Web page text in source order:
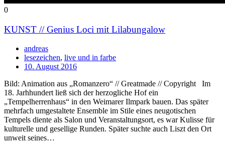
0
KUNST // Genius Loci mit Lilabungalow
andreas
lesezeichen, live und in farbe
10. August 2016
Bild: Animation aus „Romanzero“ // Greatmade // Copyright Im
18. Jarhhundert ließ sich der herzogliche Hof ein
„Tempelherrenhaus“ in den Weimarer Ilmpark bauen. Das später
mehrfach umgestaltete Ensemble im Stile eines neugotischen
Tempels diente als Salon und Veranstaltungsort, es war Kulisse für
kulturelle und gesellige Runden. Später suchte auch Liszt den Ort
unweit seines…